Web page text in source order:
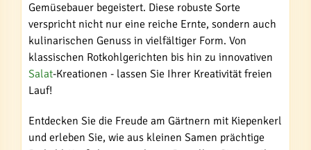
Gemüsebauer begeistert. Diese robuste Sorte
verspricht nicht nur eine reiche Ernte, sondern auch
kulinarischen Genuss in vielfältiger Form. Von
klassischen Rotkohlgerichten bis hin zu innovativen
Salat-Kreationen - lassen Sie Ihrer Kreativität freien
Lauf!
Entdecken Sie die Freude am Gärtnern mit Kiepenkerl
und erleben Sie, wie aus kleinen Samen prächtige